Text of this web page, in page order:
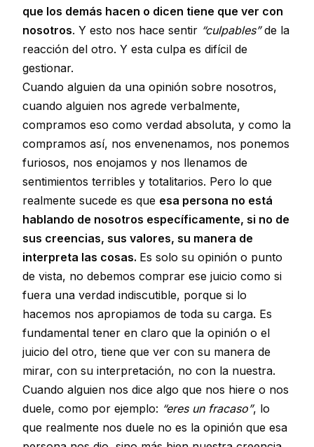
que los demás hacen o dicen tiene que ver con
nosotros. Y esto nos hace sentir “culpables”de la
reacción del otro. Y esta culpa es difícil de
gestionar.
Cuando alguien da una opinión sobre nosotros,
cuando alguien nos agrede verbalmente,
compramos eso como verdad absoluta, y como la
compramos así, nos envenenamos, nos ponemos
furiosos, nos enojamos y nos llenamos de
sentimientos terribles y totalitarios. Pero lo que
realmente sucede es que esa persona no está
hablando de nosotros específicamente, si no de
sus creencias, sus valores, su manera de
interpreta las cosas. Es solo su opinión o punto
de vista, no debemos comprar ese juicio como si
fuera una verdad indiscutible, porque si lo
hacemos nos apropiamos de toda su carga. Es
fundamental tener en claro que la opinión o el
juicio del otro, tiene que ver con su manera de
mirar, con su interpretación, no con la nuestra.
Cuando alguien nos dice algo que nos hiere o nos
duele, como por ejemplo: “eres un fracaso”, lo
que realmente nos duele no es la opinión que esa